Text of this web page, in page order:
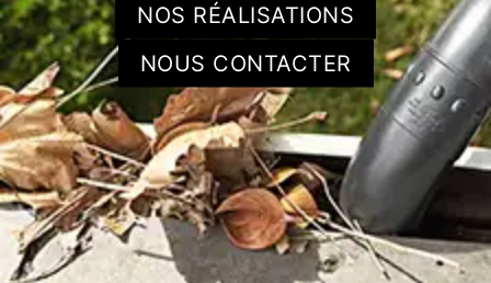
NOS RÉALISATIONS
NOUS CONTACTER